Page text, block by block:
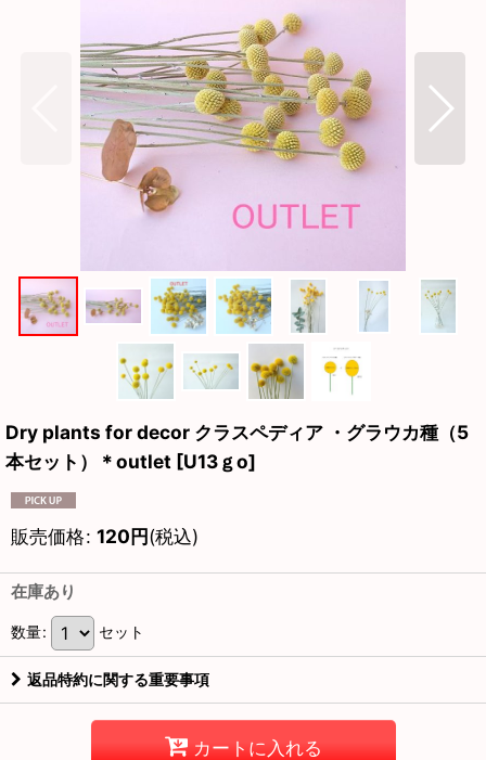
Dry plants for decor クラスペディア ・グラウカ種（5
本セット）＊outlet [U13ｇo]
販売価格: 120円(税込)
在庫あり
数量: セット
返品特約に関する重要事項
カートに入れる